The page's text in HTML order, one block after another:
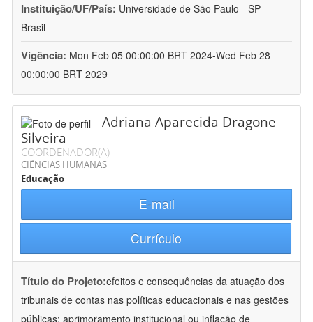
Instituição/UF/País: Universidade de São Paulo - SP -
Brasil
Vigência: Mon Feb 05 00:00:00 BRT 2024-Wed Feb 28
00:00:00 BRT 2029
Adriana Aparecida Dragone
Silveira
COORDENADOR(A)
CIÊNCIAS HUMANAS
Educação
E-mail
Currículo
Título do Projeto:efeitos e consequências da atuação dos
tribunais de contas nas políticas educacionais e nas gestões
públicas: aprimoramento institucional ou inflação de